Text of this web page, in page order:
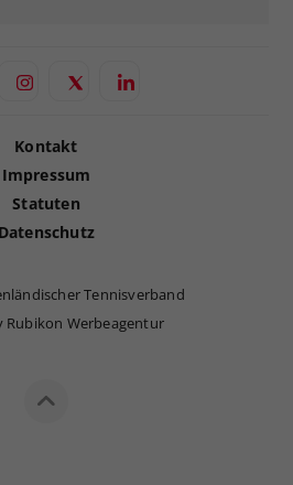
Kontakt
Impressum
Statuten
Datenschutz
Tennisverband
Rubikon Werbeagentur